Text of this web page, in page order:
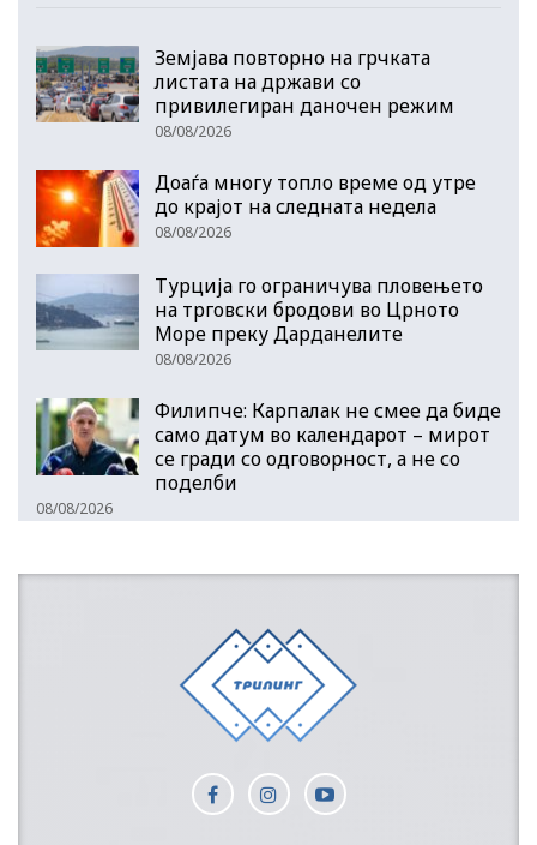
Земјава повторно на грчката
листата на држави со
привилегиран даночен режим
08/08/2026
Доаѓа многу топло време од утре
до крајот на следната недела
08/08/2026
Турција го ограничува пловењето
на трговски бродови во Црното
Море преку Дарданелите
08/08/2026
Филипче: Карпалак не смее да биде
само датум во календарот – мирот
се гради со одговорност, а не со
поделби
08/08/2026